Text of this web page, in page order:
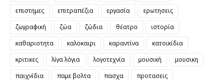
επιστημες
επιτραπέζια εργασία
ερωτησεις
ζωγραφική
ζώα ζώδια θέατρο
ιστορία
καθαριοτητα
καλοκαιρι καραντίνα
κατοικίδια
κριτικες
λίγα λόγια λογοτεχνία μουσική
μουσικη
παιχνίδια
παμε βολτα πασχα
προτασεις